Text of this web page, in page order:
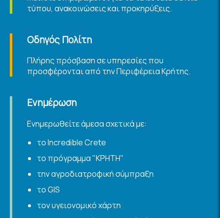
τύπου, ανακοινώσεις και προκηρύξεις.
Οδηγός Πολίτη
Πλήρης πρόσβαση σε υπηρεσίες που
προσφέρονται από την Περιφέρεια Κρήτης.
Ενημέρωση
Ενημερωθείτε άμεσα σχετικά με:
τo Incredible Crete
το πρόγραμμα "ΚΡΗΤΗ"
την αγροδιατροφική σύμπραξη
το GIS
τον υγειονομικό χάρτη